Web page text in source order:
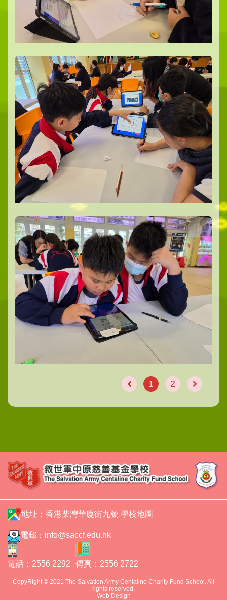
1 2
地址：香港柴灣華廈街九號 學校地圖
電郵： info@saccf.edu.hk
電話：2556 2292 傳真：2556 2722
CopyRight © 2021 The Salvation Army Centaline Charity Fund School. All
rights reserved.
Web Design